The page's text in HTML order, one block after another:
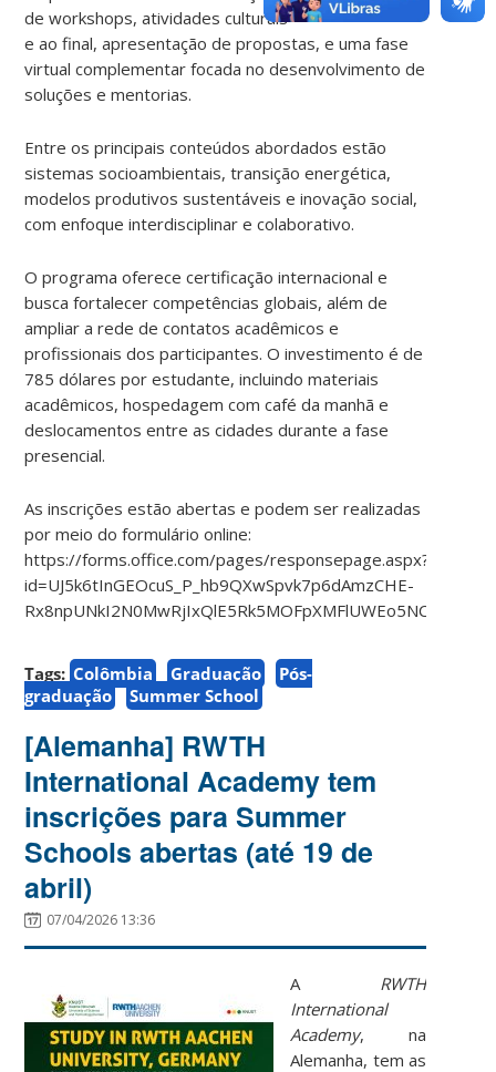
de workshops, atividades culturais
e ao final, apresentação de propostas, e uma fase
virtual complementar focada no desenvolvimento de
soluções e mentorias.
Entre os principais conteúdos abordados estão
sistemas socioambientais, transição energética,
modelos produtivos sustentáveis e inovação social,
com enfoque interdisciplinar e colaborativo.
O programa oferece certificação internacional e
busca fortalecer competências globais, além de
ampliar a rede de contatos acadêmicos e
profissionais dos participantes. O investimento é de
785 dólares por estudante, incluindo materiais
acadêmicos, hospedagem com café da manhã e
deslocamentos entre as cidades durante a fase
presencial.
As inscrições estão abertas e podem ser realizadas
por meio do formulário online:
https://forms.office.com/pages/responsepage.aspx?
id=UJ5k6tInGEOcuS_P_hb9QXwSpvk7p6dAmzCHE-
Tags: Colômbia Graduação
Pós-
graduação
Summer School
[Alemanha] RWTH
International Academy tem
inscrições para Summer
Schools abertas (até 19 de
abril)
07/04/2026 13:36
A RWTH
International
Academy, na
Alemanha, tem as